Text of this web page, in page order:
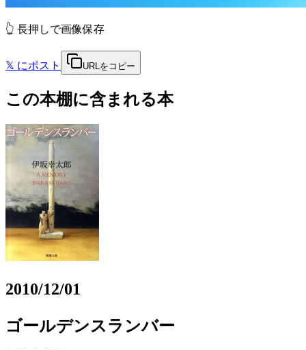
👆 長押しで画像保存
𝕏 にポスト URLをコピー
この本棚に含まれる本
2010/12/01
ゴールデンスランバー